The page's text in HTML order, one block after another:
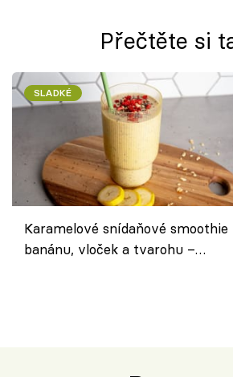
Přečtěte si
SLADKÉ
Karamelové snídaňové smoothie
banánu, vloček a tvarohu –